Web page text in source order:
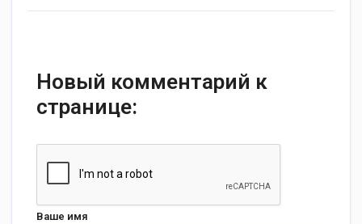
Новый комментарий к
странице:
Ваше имя